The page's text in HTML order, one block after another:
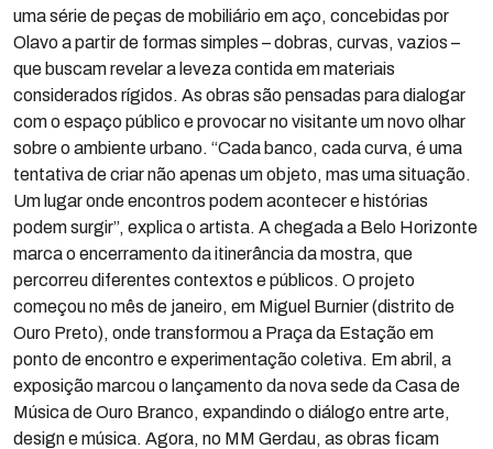
uma série de peças de mobiliário em aço, concebidas por
Olavo a partir de formas simples – dobras, curvas, vazios –
que buscam revelar a leveza contida em materiais
considerados rígidos. As obras são pensadas para dialogar
com o espaço público e provocar no visitante um novo olhar
sobre o ambiente urbano. “Cada banco, cada curva, é uma
tentativa de criar não apenas um objeto, mas uma situação.
Um lugar onde encontros podem acontecer e histórias
podem surgir”, explica o artista. A chegada a Belo Horizonte
marca o encerramento da itinerância da mostra, que
percorreu diferentes contextos e públicos. O projeto
começou no mês de janeiro, em Miguel Burnier (distrito de
Ouro Preto), onde transformou a Praça da Estação em
ponto de encontro e experimentação coletiva. Em abril, a
exposição marcou o lançamento da nova sede da Casa de
Música de Ouro Branco, expandindo o diálogo entre arte,
design e música. Agora, no MM Gerdau, as obras ficam